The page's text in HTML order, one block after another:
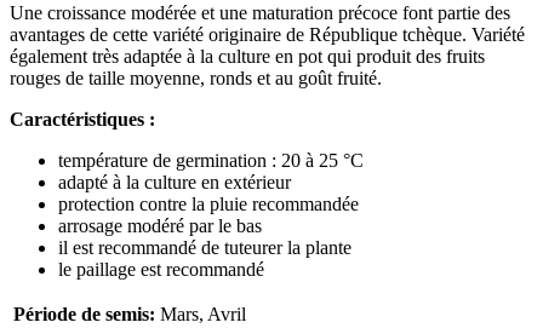
Une croissance modérée et une maturation précoce font partie des
avantages de cette variété originaire de République tchèque. Variété
également très adaptée à la culture en pot qui produit des fruits
rouges de taille moyenne, ronds et au goût fruité.
Caractéristiques :
température de germination : 20 à 25 °C
adapté à la culture en extérieur
protection contre la pluie recommandée
arrosage modéré par le bas
il est recommandé de tuteurer la plante
le paillage est recommandé
Période de semis: Mars, Avril